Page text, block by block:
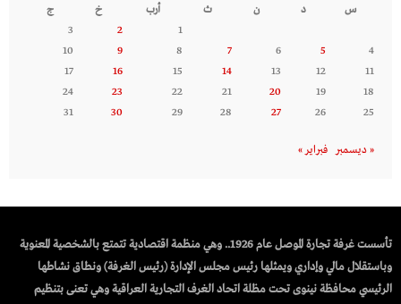
س
د ن ث أرب خ
ج
1
2
3
4
5
6
7
8
9
10
11
12
13
14
15
16
17
18
19
20
21
22
23
24
25
26
27
28
29
30
31
« ديسمبر فبراير »
تأسست غرفة تجارة الموصل عام 1926.. وهي منظمة اقتصادية تتمتع بالشخصية المعنوية
وباستقلال مالي وإداري ويمثلها رئيس مجلس الإدارة (رئيس الغرفة) ونطاق نشاطها
الرئيسي محافظة نينوى تحت مظلة اتحاد الغرف التجارية العراقية وهي تعنى بتنظيم